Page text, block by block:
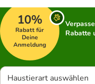
10%
Rabatt für
Deine
Anmeldung
Rabatte
Haustierart auswählen